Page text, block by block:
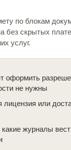
по блокам
без скрытых
услуг.
оформить
не нужны
лицензия или
журналы